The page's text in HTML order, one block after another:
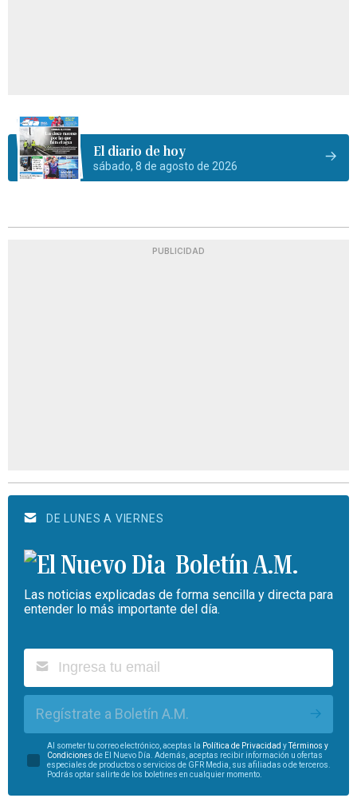
El diario de hoy
sábado, 8 de agosto de 2026
PUBLICIDAD
DE LUNES A VIERNES
Boletín A.M.
Las noticias explicadas de forma sencilla y directa para
entender lo más importante del día.
Regístrate a Boletín A.M.
Al someter tu correo electrónico, aceptas la Política de Privacidad yTérminos y
Condiciones de El Nuevo Día. Además, aceptas recibir información u ofertas
especiales de productos o servicios de GFR Media, sus afiliadas o de terceros.
Podrás optar salirte de los boletines en cualquier momento.